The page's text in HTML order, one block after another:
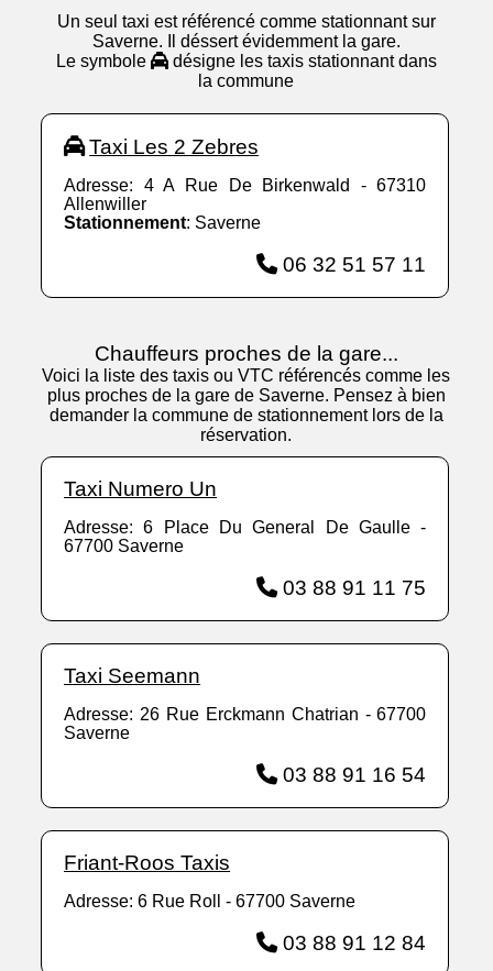
Un seul taxi est référencé comme stationnant sur
Saverne. Il déssert évidemment la gare.
Le symbole
désigne les taxis stationnant dans
la commune
Taxi Les 2 Zebres
Adresse: 4 A Rue De Birkenwald - 67310
Allenwiller
Stationnement: Saverne
06 32 51 57 11
Chauffeurs proches de la gare...
Voici la liste des taxis ou VTC référencés comme les
plus proches de la gare de Saverne. Pensez à bien
demander la commune de stationnement lors de la
réservation.
Taxi Numero Un
Adresse: 6 Place Du General De Gaulle -
67700 Saverne
03 88 91 11 75
Taxi Seemann
Adresse: 26 Rue Erckmann Chatrian - 67700
Saverne
03 88 91 16 54
Friant-Roos Taxis
Adresse: 6 Rue Roll - 67700 Saverne
03 88 91 12 84